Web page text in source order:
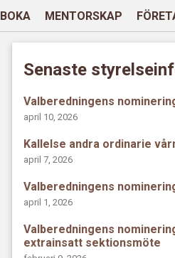
BOKA MENTORSKAP
Senaste
Valberedningens
april 10, 2026
Kallelse andra ordinarie
april 7, 2026
Valberedningens
april 1, 2026
Valberedningens
extrainsatt sektionsmöte